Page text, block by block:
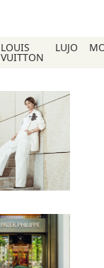
LOUIS
VUITTON
LUJO